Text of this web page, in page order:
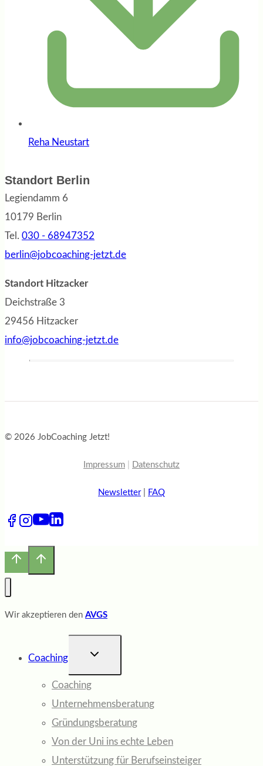
Reha Neustart
Standort Berlin
Legiendamm 6
10179 Berlin
Tel. 030 - 68947352
berlin@jobcoaching-jetzt.de
Standort Hitzacker
Deichstraße 3
29456 Hitzacker
info@jobcoaching-jetzt.de
© 2026 JobCoaching Jetzt!
Impressum Datenschutz
Newsletter| FAQ
Wir akzeptieren den AVGS
Coaching
UNTERMENÜ
Coaching
Unternehmensberatung
Gründungsberatung
Von der Uni ins echte Leben
Unterstützung für Berufseinsteiger